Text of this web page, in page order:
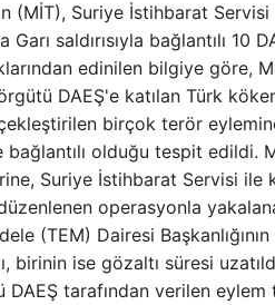
(MİT), Suriye İstihbarat
Garı saldırısıyla bağlantılı
edinilen bilgiye göre,
DAEŞ'e katılan Türk
birçok terör
bağlantılı olduğu tespit
Suriye İstihbarat Servisi ile
operasyonla
(TEM) Dairesi
birinin ise gözaltı süresi
tarafından verilen eylem